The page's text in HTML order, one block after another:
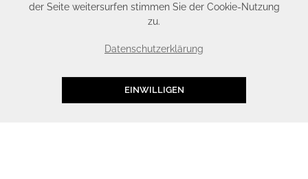
der Seite weitersurfen stimmen Sie der Cookie-Nutzung
zu.
Datenschutzerklärung
EINWILLIGEN